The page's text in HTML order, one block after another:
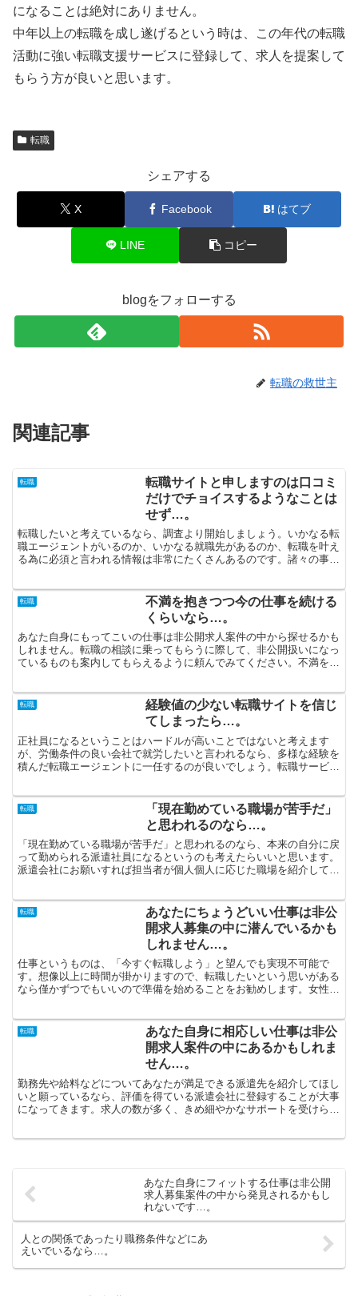
になることは絶対にありません。
中年以上の転職を成し遂げるという時は、この年代の転職
活動に強い転職支援サービスに登録して、求人を提案して
もらう方が良いと思います。
転職
シェアする
X Facebook はてブ
LINE コピー
blogをフォローする
転職の救世主
関連記事
転職
転職サイトと申しますのは口コミ
だけでチョイスするようなことは
せず…。
転職したいと考えているなら、調査より開始しましょう。いかなる転
職エージェントがいるのか、いかなる就職先があるのか、転職を叶え
る為に必須と言われる情報は非常にたくさんあるのです。諸々の事情
転職
不満を抱きつつ今の仕事を続ける
くらいなら…。
あなた自身にもってこいの仕事は非公開求人案件の中から探せるかも
しれません。転職の相談に乗ってもらうに際して、非公開扱いになっ
ているものも案内してもらえるように頼んでみてください。不満を抱
転職
経験値の少ない転職サイトを信じ
てしまったら…。
正社員になるということはハードルが高いことではないと考えます
が、労働条件の良い会社で就労したいと言われるなら、多様な経験を
積んだ転職エージェントに一任するのが良いでしょう。転職サービス
転職
「現在勤めている職場が苦手だ」
と思われるのなら…。
「現在勤めている職場が苦手だ」と思われるのなら、本来の自分に戻
って勤められる派遣社員になるというのも考えたらいいと思います。
派遣会社にお願いすれば担当者が個人個人に応じた職場を紹介してく
転職
あなたにちょうどいい仕事は非公
開求人募集の中に潜んでいるかも
しれません…。
仕事というものは、「今すぐ転職しよう」と望んでも実現不可能で
す。想像以上に時間が掛かりますので、転職したいという思いがある
なら僅かずつでもいいので準備を始めることをお勧めします。女性の
転職
あなた自身に相応しい仕事は非公
開求人案件の中にあるかもしれま
せん…。
勤務先や給料などについてあなたが満足できる派遣先を紹介してほし
いと願っているなら、評価を得ている派遣会社に登録することが大事
になってきます。求人の数が多く、きめ細やかなサポートを受けられ
あなた自身にフィットする仕事は非公開
求人募集案件の中から発見されるかもし
れないです…。
人との関係であったり職務条件などにあ
えいでいるなら…。